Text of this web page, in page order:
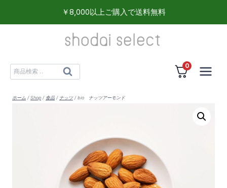
容
￥8,000以上ご購入で送料無料
検
対
検
0
ホーム / Shop / 食品 / ナッツ / bio ナッツアーモンド